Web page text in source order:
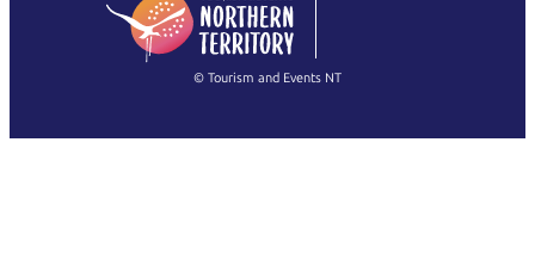
(Singapore)
Français
繁體中文
© Tourism and Events NT